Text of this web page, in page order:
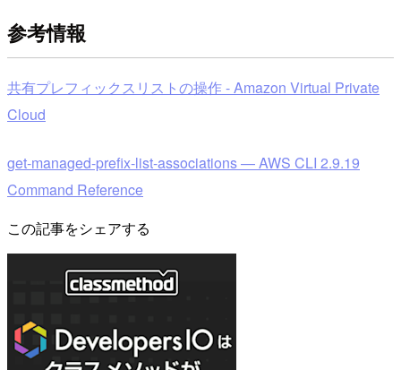
参考情報
共有プレフィックスリストの操作 - Amazon Virtual Private
Cloud
get-managed-prefix-list-associations — AWS CLI 2.9.19
Command Reference
この記事をシェアする